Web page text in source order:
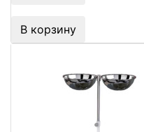
В корзину